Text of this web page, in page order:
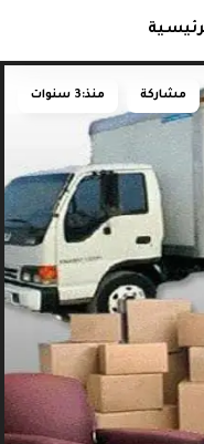
مشاركة منذ:3 سنوات